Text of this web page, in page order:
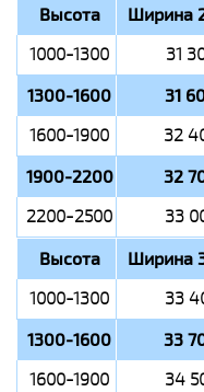
Высота Ширина
1000-1300 31
1300-1600 31
1600-1900 32
1900-2200 32
2200-2500 33
Высота Ширина
1000-1300 33
1300-1600 33
1600-1900 34